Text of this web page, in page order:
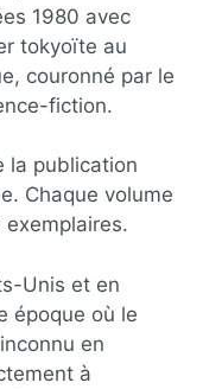
1980 avec
tokyoïte au
couronné par le
fiction.
la publication
Chaque volume
exemplaires.
Unis et en
époque où le
en
à